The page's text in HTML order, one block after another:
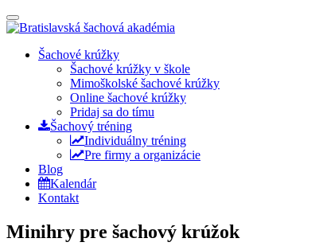
Prepínateľná
navigácia
Prejsť
Šachové krúžky
Šachové krúžky v škole
Mimoškolské šachové krúžky
Online šachové krúžky
Pridaj sa do tímu
Šachový tréning
Individuálny tréning
Pre firmy a organizácie
Blog
Kalendár
Kontakt
Minihry pre šachový krúžok